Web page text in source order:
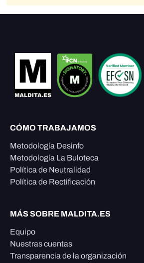
CÓMO TRABAJAMOS
Metodología Desinfo
Metodología La Buloteca
Política de Neutralidad
Política de Rectificación
MÁS SOBRE MALDITA.ES
Equipo
Nuestras cuentas
Transparencia de la organización